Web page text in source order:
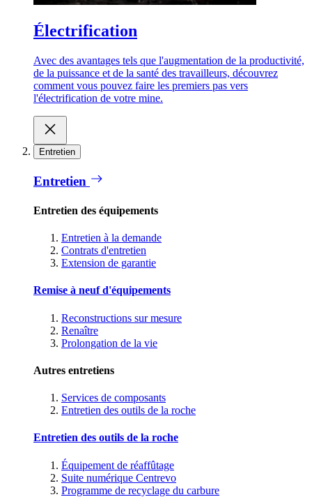
Électrification
Avec des avantages tels que l'augmentation de la productivité,
de la puissance et de la santé des travailleurs, découvrez
comment vous pouvez faire les premiers pas vers
l'électrification de votre mine.
Entretien
Entretien
Entretien des équipements
Entretien à la demande
Contrats d'entretien
Extension de garantie
Remise à neuf d'équipements
Reconstructions sur mesure
Renaître
Prolongation de la vie
Autres entretiens
Services de composants
Entretien des outils de la roche
Entretien des outils de la roche
Équipement de réaffûtage
Suite numérique Centrevo
Programme de recyclage du carbure